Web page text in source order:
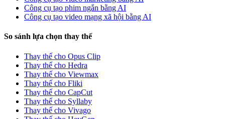
Công cụ tạo phim ngắn bằng AI
Công cụ tạo video mạng xã hội bằng AI
So sánh lựa chọn thay thế
Thay thế cho Opus Clip
Thay thế cho Hedra
Thay thế cho Viewmax
Thay thế cho Fliki
Thay thế cho CapCut
Thay thế cho Syllaby
Thay thế cho Vivago